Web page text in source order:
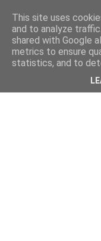
This site uses
and to analyze
shared with Google
metrics to ensure
statistics, and to